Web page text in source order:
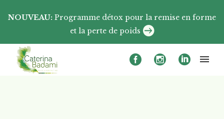
NOUVEAU: Programme détox pour la remise en forme
et la perte de poids